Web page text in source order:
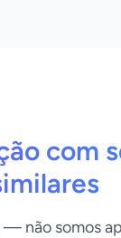
com
não somos